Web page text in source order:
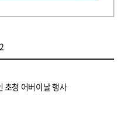
초청 어버이날 행사